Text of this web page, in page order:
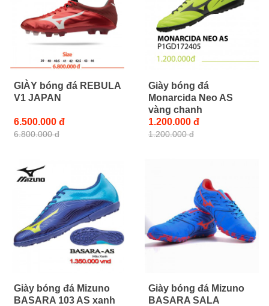
GIÀY bóng đá REBULA
V1 JAPAN
6.500.000 đ
6.800.000 đ
Giày bóng đá
Monarcida Neo AS
vàng chanh
1.200.000 đ
1.200.000 đ
Giày bóng đá Mizuno
BASARA 103 AS xanh
Giày bóng đá Mizuno
BASARA SALA